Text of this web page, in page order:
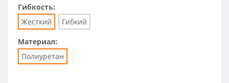
Гибкость:
Жесткий
Гибкий
Материал:
Полиуретан